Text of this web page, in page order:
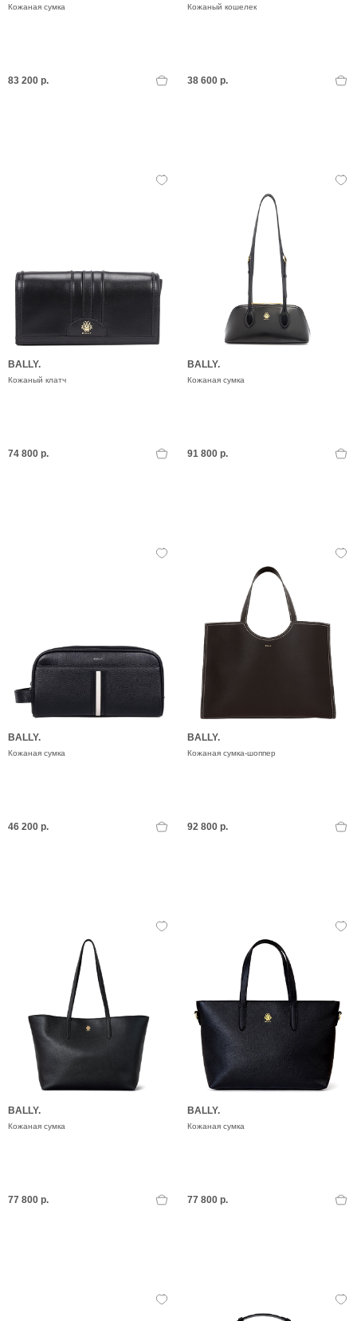
Кожаная сумка
83 200 р.
Кожаный кошелек
38 600 р.
BALLY.
Кожаный клатч
74 800 р.
BALLY.
Кожаная сумка
91 800 р.
BALLY.
Кожаная сумка
46 200 р.
BALLY.
Кожаная сумка-шоппер
92 800 р.
BALLY.
Кожаная сумка
77 800 р.
BALLY.
Кожаная сумка
77 800 р.